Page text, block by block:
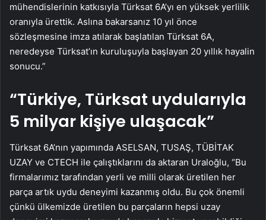
mühendislerinin katkısıyla Türksat 6A’yı en yüksek yerlilik
oranıyla ürettik. Aslına bakarsanız 10 yıl önce
sözleşmesine imza atılarak başlatılan Türksat 6A,
neredeyse Türksat’ın kuruluşuyla başlayan 20 yıllık hayalin
sonucu.”
“Türkiye, Türksat uydularıyla
5 milyar kişiye ulaşacak”
Türksat 6A’nın yapımında ASELSAN, TUSAŞ, TÜBİTAK
UZAY ve CTECH ile çalıştıklarını da aktaran Uraloğlu, “Bu
firmalarımız tarafından yerli ve milli olarak üretilen her
parça artık uydu deneyimi kazanmış oldu. Bu çok önemli
çünkü ülkemizde üretilen bu parçaların hepsi uzay